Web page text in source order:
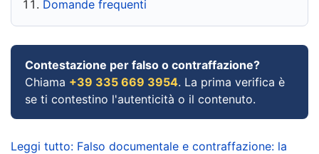
Domande frequenti
Contestazione per falso o contraffazione?
Chiama +39 335 669 3954. La prima verifica è
se ti contestino l'autenticità o il contenuto.
Leggi tutto: Falso documentale e contraffazione: la